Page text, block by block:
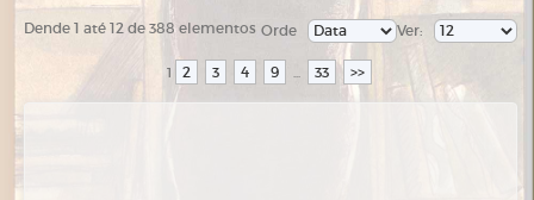
Dende 1 até 12 de 388 elementos Ver:
Orde
1 2 3 4 9 ... 33 >>